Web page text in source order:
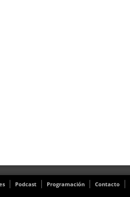
Podcast Programación Contacto